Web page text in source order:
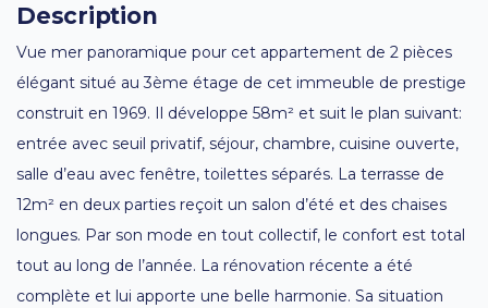
Description
Vue mer panoramique pour cet appartement de 2 pièces
élégant situé au 3ème étage de cet immeuble de prestige
construit en 1969. Il développe 58m² et suit le plan suivant:
entrée avec seuil privatif, séjour, chambre, cuisine ouverte,
salle d’eau avec fenêtre, toilettes séparés. La terrasse de
12m² en deux parties reçoit un salon d’été et des chaises
longues. Par son mode en tout collectif, le confort est total
tout au long de l’année. La rénovation récente a été
complète et lui apporte une belle harmonie. Sa situation